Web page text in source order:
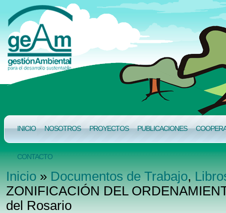
INICIO NOSOTROS PROYECTOS PUBLICACIONES
CONTACTO
Inicio»Documentos de Trabajo,
ZONIFICACIÓN DEL
del Rosario